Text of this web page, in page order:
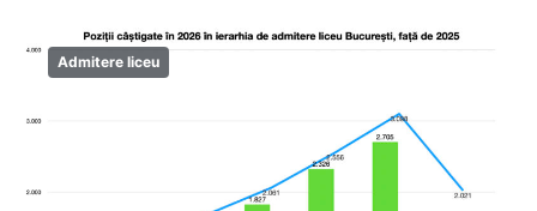
Admitere liceu